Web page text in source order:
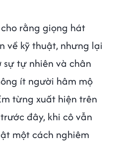
rằng giọng hát
về kỹ thuật, nhưng lại
tự nhiên và chân
ít người hâm mộ
từng xuất hiện trên
đây, khi cô vẫn
một cách nghiêm